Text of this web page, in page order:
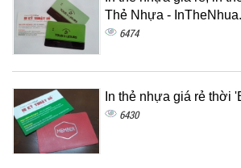
Thẻ Nhựa -
6474
In thẻ nhựa giá rẻ thời
6430